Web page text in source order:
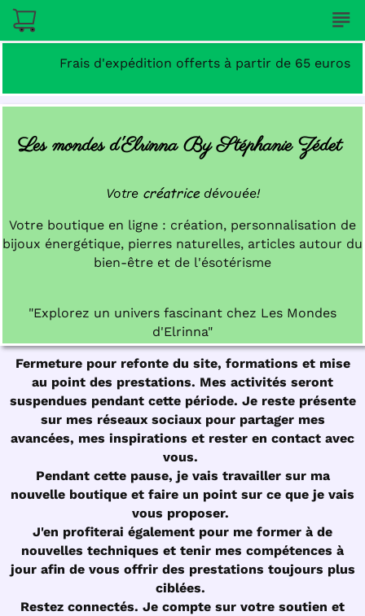
Frais d'expédition offerts à partir de 65 euros
Les mondes d'Elrinna By Stéphanie Zédet
Votre créatricedévouée!
Votre boutique en ligne : création, personnalisation de
bijoux énergétique, pierres naturelles, articles autour du
bien-être et de l'ésotérisme
"Explorez un univers fascinant chez Les Mondes
d'Elrinna"
Fermeture pour refonte du site, formations et mise
au point des prestations. Mes activités seront
suspendues pendant cette période. Je reste présente
sur mes réseaux sociaux pour partager mes
avancées, mes inspirations et rester en contact avec
vous.
Pendant cette pause, je vais travailler sur ma
nouvelle boutique et faire un point sur ce que je vais
vous proposer.
J'en profiterai également pour me former à de
nouvelles techniques et tenir mes compétences à
jour afin de vous offrir des prestations toujours plus
ciblées.
Restez connectés. Je compte sur votre soutien et
subject